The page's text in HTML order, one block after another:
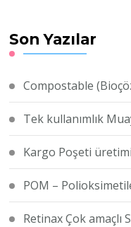
doğada
Son Yazılar
Compostable
Tek kullanımlık
Kargo Poşeti üretimi
POM –
Retinax Çok amaçlı